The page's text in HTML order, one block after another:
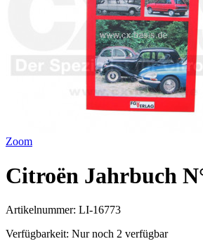
Zoom
Citroën Jahrbuch
Artikelnummer: LI-16773
Verfügbarkeit: Nur noch 2 verfügbar